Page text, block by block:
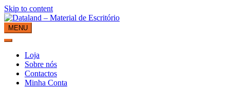
Skip to content
Dataland – Material de Escritório
Material de Escritório
MENU
Loja
Sobre nós
Contactos
Minha Conta